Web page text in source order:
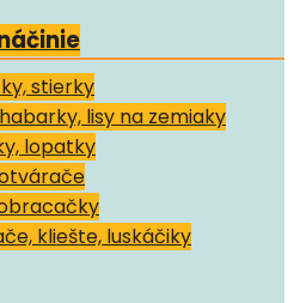
stierky
lisy na zemiaky
lopatky
kliešte, luskáčiky